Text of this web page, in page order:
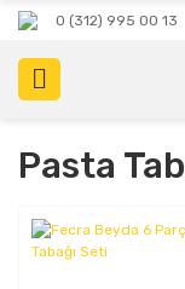
0 (312) 995 00 13
Pasta